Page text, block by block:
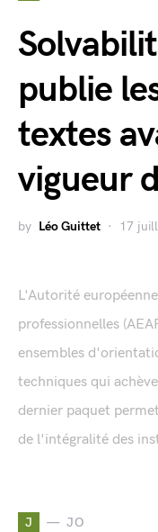
publie
textes
vigueur
by Léo Guittet 17
L'Autorité
professionnelles
ensembles
techniques qui
dernier paquet
de l'intégralité des
J JO